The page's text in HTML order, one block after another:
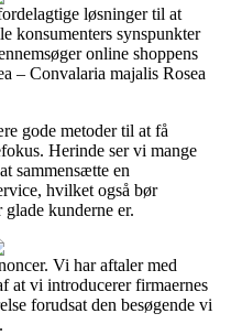
løsninger til at
konsumenters synspunkter
online shoppens
– Convalaria majalis Rosea
gode metoder til at få
Herinde ser vi mange
sammensætte en
hvilket også bør
kunderne er.
Vi har aftaler med
at vi introducerer firmaernes
forudsat den besøgende vi